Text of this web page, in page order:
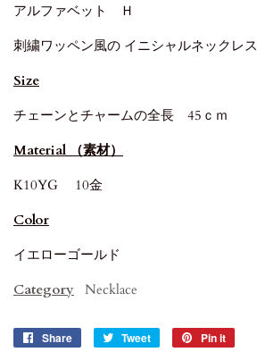
アルファベット Ｈ
刺繍ワッペン風の イニシャルネックレス
Size
チェーンとチャームの全長 45ｃｍ
Material （素材）
K10YG 10金
Color
イエローゴールド
Category
Necklace
Share
Share
Tweet
Tweet
Pin it